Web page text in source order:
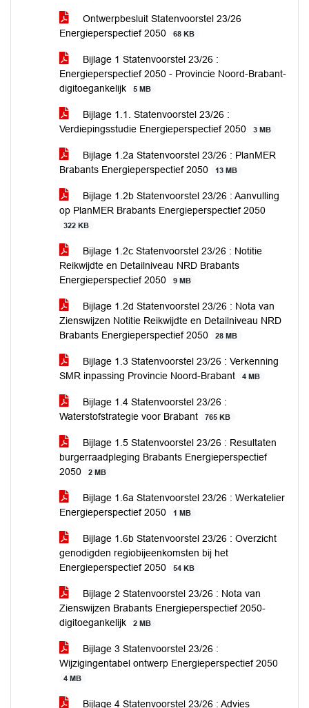
Ontwerpbesluit Statenvoorstel 23/26
Energieperspectief 2050
68 KB
Bijlage 1 Statenvoorstel 23/26 :
Energieperspectief 2050 - Provincie Noord-Brabant-
digitoegankelijk
5 MB
Bijlage 1.1. Statenvoorstel 23/26 :
Verdiepingsstudie Energieperspectief 2050
3 MB
Bijlage 1.2a Statenvoorstel 23/26 : PlanMER
Brabants Energieperspectief 2050
13 MB
Bijlage 1.2b Statenvoorstel 23/26 : Aanvulling
op PlanMER Brabants Energieperspectief 2050
322 KB
Bijlage 1.2c Statenvoorstel 23/26 : Notitie
Reikwijdte en Detailniveau NRD Brabants
Energieperspectief 2050
9 MB
Bijlage 1.2d Statenvoorstel 23/26 : Nota van
Zienswijzen Notitie Reikwijdte en Detailniveau NRD
Brabants Energieperspectief 2050
28 MB
Bijlage 1.3 Statenvoorstel 23/26 : Verkenning
SMR inpassing Provincie Noord-Brabant
4 MB
Bijlage 1.4 Statenvoorstel 23/26 :
Waterstofstrategie voor Brabant
765 KB
Bijlage 1.5 Statenvoorstel 23/26 : Resultaten
burgerraadpleging Brabants Energieperspectief
2050
2 MB
Bijlage 1.6a Statenvoorstel 23/26 : Werkatelier
Energieperspectief 2050
1 MB
Bijlage 1.6b Statenvoorstel 23/26 : Overzicht
genodigden regiobijeenkomsten bij het
Energieperspectief 2050
54 KB
Bijlage 2 Statenvoorstel 23/26 : Nota van
Zienswijzen Brabants Energieperspectief 2050-
digitoegankelijk
2 MB
Bijlage 3 Statenvoorstel 23/26 :
Wijzigingentabel ontwerp Energieperspectief 2050
4 MB
Bijlage 4 Statenvoorstel 23/26 : Advies